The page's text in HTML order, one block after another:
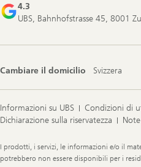
4.3
UBS, Bahnhofstrasse 45, 8001
Cambiare il domicilio Svizzera
Informazioni su UBS
Condizioni di
Dichiarazione sulla riservatezza
Legal
Information
I prodotti, i servizi, le informazioni e/o il
potrebbero non essere disponibili per i